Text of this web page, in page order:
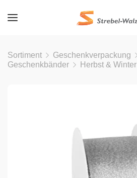
Sortiment
Geschenkverpackung
Geschenkbänder
Herbst & Winter